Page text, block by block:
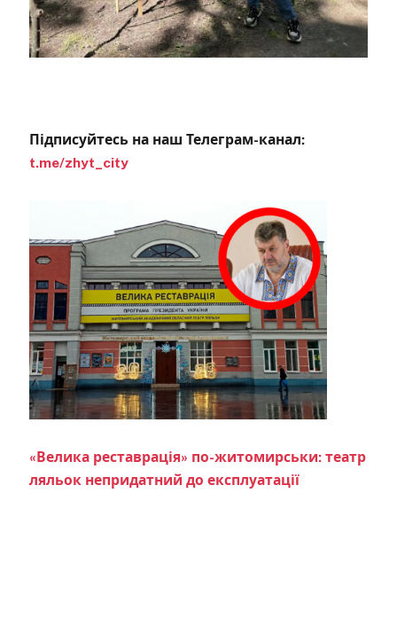
Підписуйтесь на наш Телеграм-канал:
t.me/zhyt_city
«Велика реставрація» по-житомирськи: театр
ляльок непридатний до експлуатації